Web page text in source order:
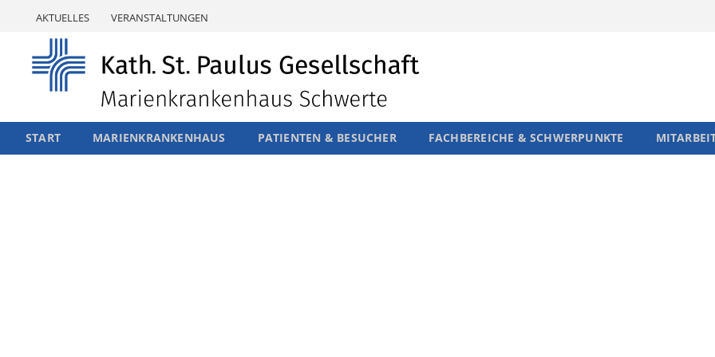
AKTUELLES VERANSTALTUNGEN
START MARIENKRANKENHAUS PATIENTEN & BESUCHER FACHBEREICHE & SCHWERPUNKTE